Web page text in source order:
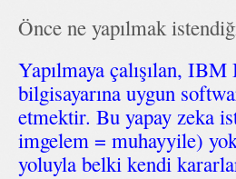
Önce ne yapılmak
Yapılmaya çalışılan,
bilgisayarına uygun
etmektir. Bu yapay zeka
imgelem = muhayyile)
yoluyla belki kendi